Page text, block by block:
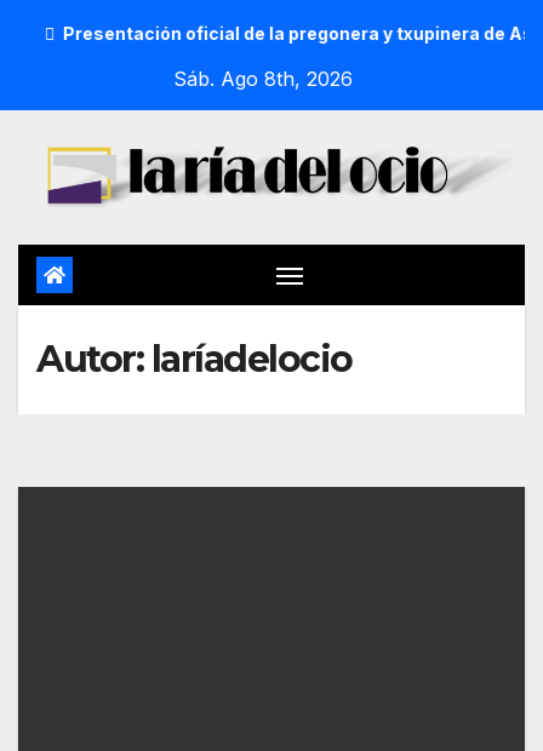
oficial de la pregonera y txupinera de Aste Nagusia
Sáb. Ago 8th, 2026
Autor: laríadelocio